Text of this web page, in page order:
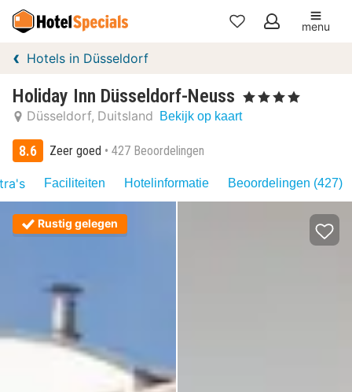
Mijn
menu
Hotels in Düsseldorf
Holiday Inn Düsseldorf-Neuss , 4 Sterren
Düsseldorf Duitsland Bekijk op kaart
8.6 Zeer goed 427 Beoordelingen
Faciliteiten Hotelinformatie Beoordelingen (427)
Rustig gelegen